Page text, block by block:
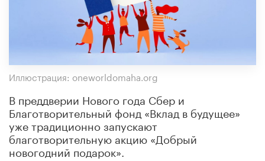
Иллюстрация: oneworldomaha.org
В преддверии Нового года Сбер и
Благотворительный фонд «Вклад в будущее»
уже традиционно запускают
благотворительную акцию «Добрый
новогодний подарок».